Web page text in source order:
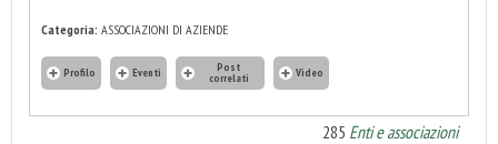
Categoria: ASSOCIAZIONI DI AZIENDE
Profilo Eventi Post
correlati Video
285 Enti e associazioni